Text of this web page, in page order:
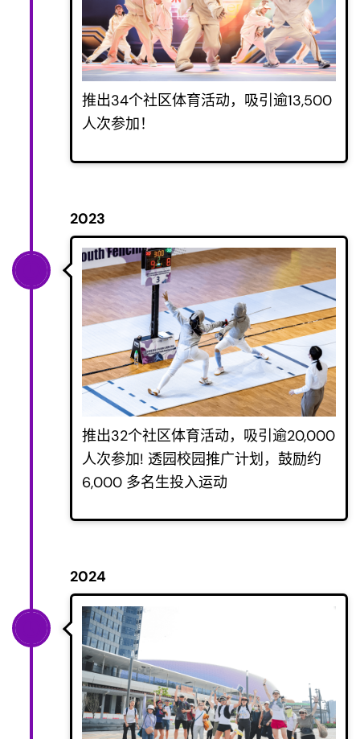
推出34个社区体育活动，吸引逾13,500
人次参加！
2023
推出32个社区体育活动，吸引逾20,000
人次参加! 透园校园推广计划，鼓励约
6,000 多名生投入运动
2024